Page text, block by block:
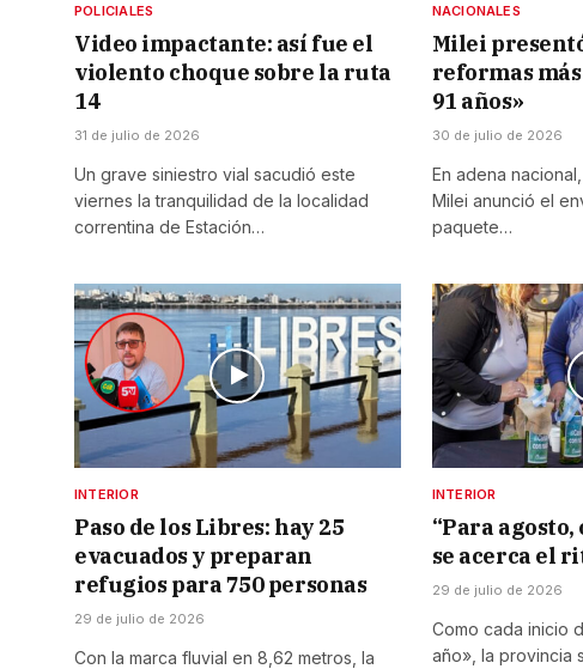
POLICIALES
Video impactante: así fue el
violento choque sobre la ruta
14
31 de julio de 2026
Un grave siniestro vial sacudió este
viernes la tranquilidad de la localidad
correntina de Estación…
NACIONALES
Milei
reformas
91 años»
30 de julio de 2026
En adena
Milei anunció el
paquete…
INTERIOR
Paso de los Libres: hay 25
evacuados y preparan
refugios para 750 personas
29 de julio de 2026
Con la marca fluvial en 8,62 metros, la
INTERIOR
“Para agosto,
se acerca el
29 de julio de 2026
Como cada inicio
año», la provincia